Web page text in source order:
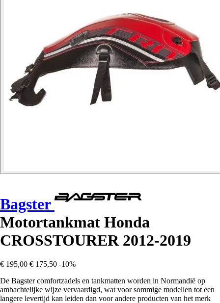
Bagster
Motortankmat Honda
CROSSTOURER 2012-2019
€ 195,00 € 175,50 -10%
De Bagster comfortzadels en tankmatten worden in Normandië op
ambachtelijke wijze vervaardigd, wat voor sommige modellen tot een
langere levertijd kan leiden dan voor andere producten van het merk